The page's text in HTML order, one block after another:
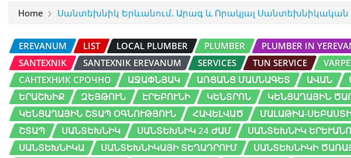
Home Սանտեխնիկ Երևանում. Արագ և Որակյալ Սանտեխնիկական
EREVANUM LIST LOCAL PLUMBER PLUMBER PLUMBER IN
SANTEXNIK
SANTEXNIK EREVANUM SERVICES TUN SERVICE
САНТЕХНИК СРОЧНО
ԱՋԱՓՆՅԱԿ ԱՌՑԱՆՑ ՄԱՍՆԱԳԵՏ ԱՎԱՆ
ԵՐԱՇԽԻՔ
ԶԵՅԹՈՒՆ ԷՐԵԲՈՒՆԻ ԿԵՆՏՐՈՆ
ԿԵՆՑԱՂԱՅԻՆ
ԿԵՆՑԱՂԱՅԻՆ ՇՏԱՊ ՕԳՆՈՒԹՅՈՒՆ
ՀԱՎԵԼՎԱԾ ՄԱԼԱԹԻԱ-
ՇՏԱՊ
ՍԱՆՏԵԽՆԻԿ ՍԱՆՏԵԽՆԻԿ 24 ԺԱՄ ՍԱՆՏԵԽՆԻԿ
ՍԱՆՏԵԽՆԻԿԱ
ՍԱՆՏԵԽՆԻԿԱՅԻ ՏԵՂԱԴՐՈՒՄ ՍԱՆՏԵԽՆԻԿԻ